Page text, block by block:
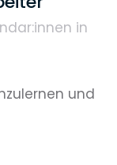
in
und